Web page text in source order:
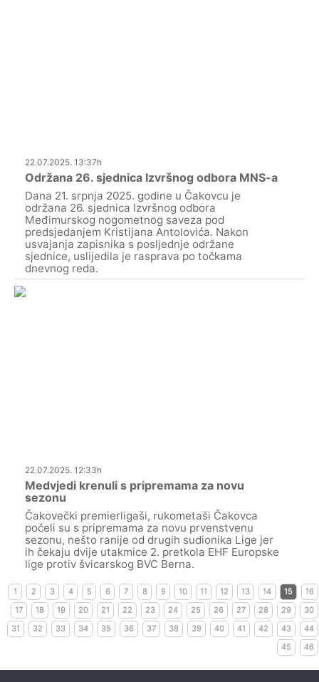
22.07.2025. 13:37h
Održana 26. sjednica Izvršnog odbora MNS-a
Dana 21. srpnja 2025. godine u Čakovcu je
održana 26. sjednica Izvršnog odbora
Međimurskog nogometnog saveza pod
predsjedanjem Kristijana Antolovića. Nakon
usvajanja zapisnika s posljednje održane
sjednice, uslijedila je rasprava po točkama
dnevnog reda.
22.07.2025. 12:33h
Medvjedi krenuli s pripremama za novu
sezonu
Čakovečki premierligaši, rukometaši Čakovca
počeli su s pripremama za novu prvenstvenu
sezonu, nešto ranije od drugih sudionika Lige jer
ih čekaju dvije utakmice 2. pretkola EHF Europske
lige protiv švicarskog BVC Berna.
1 2 3 4 5 6 7 8 9 10 11 12 13 14 15
16
17
18 19 20 21 22 23 24 25 26 27 28 29
30
31
32 33 34 35 36 37 38 39 40 41 42 43
44
45
46